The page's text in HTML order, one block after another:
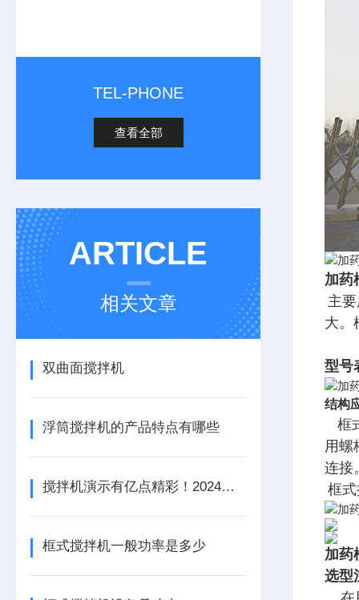
TEL-PHONE
查看全部
ARTICLE
相关文章
双曲面搅拌机
浮筒搅拌机的产品特点有哪些
搅拌机演示有亿点精彩！2024上海环博会：还得是兰江水处理
框式搅拌机一般功率是多少
加药
主
大。
型号
结构
框
用螺
连接
框
加药
选型